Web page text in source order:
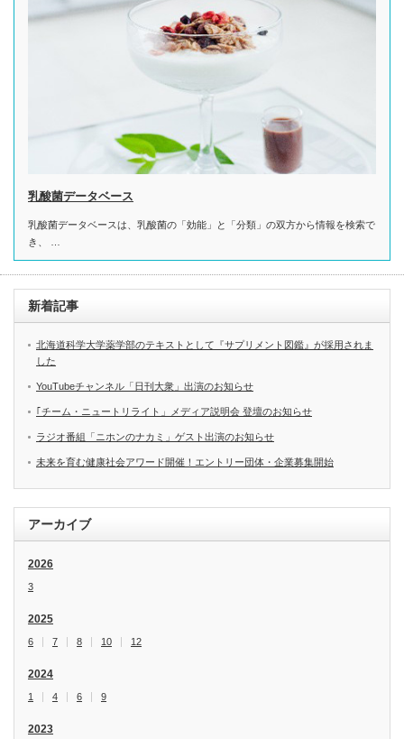
乳酸菌データベース
乳酸菌データベースは、乳酸菌の「効能」と「分類」の双方から情報を検索で
き、 …
新着記事
北海道科学大学薬学部のテキストとして『サプリメント図鑑』が採用されま
した
YouTubeチャンネル「日刊大衆」出演のお知らせ
｢チーム・ニュートリライト」メディア説明会 登壇のお知らせ
ラジオ番組「ニホンのナカミ」ゲスト出演のお知らせ
未来を育む健康社会アワード開催！エントリー団体・企業募集開始
アーカイブ
2026
3
2025
6 7 8 10 12
2024
1 4 6 9
2023